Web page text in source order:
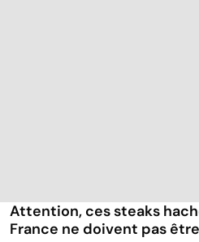
Attention, ces steaks
France ne doivent pas